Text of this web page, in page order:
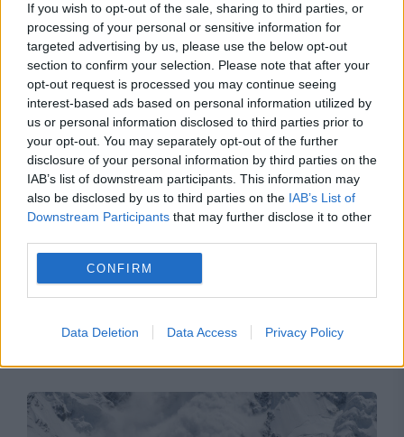
If you wish to opt-out of the sale, sharing to third parties, or
processing of your personal or sensitive information for
targeted advertising by us, please use the below opt-out
section to confirm your selection. Please note that after your
opt-out request is processed you may continue seeing
interest-based ads based on personal information utilized by
us or personal information disclosed to third parties prior to
your opt-out. You may separately opt-out of the further
disclosure of your personal information by third parties on the
IAB’s list of downstream participants. This information may
also be disclosed by us to third parties on the IAB’s List of
Downstream Participants that may further disclose it to other
CONFIRM
Data Deletion Data Access Privacy Policy
pierderea a 5,8 miliarde de euro din PNRR și a
deblocat 16,7 miliarde din SAFE
SOCIAL